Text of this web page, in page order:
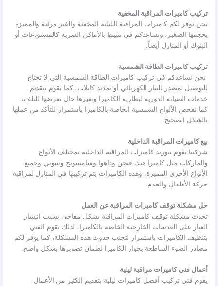
تركيب كاميرات المراقبة المخفية
نحن نوفر لكم كاميرات المراقبة الليلية المخفية والغير مرئية والمميزة
بحجمها الصغير، ونساعدكم في تثبيتها بالأماكن السرية كالمستودعات أو
البنوك أو المنازل أيضاً.
تركيب كاميرات الطاقة الشمسية
نحن نساعدكم في تركيب كاميرات الطاقة الشمسية التي لا تحتاج
للتوصيل بمصدر للتيار الكهربائي أو تمديد كابلات، كما نقوم بتقديم
خدمات الصيانة الدورية لبطارية الكاميرا ونغيرها حال تعرضها للتلف،
كما نفحص الألواح الشمسية الخاصة بالكاميرا باستمرار للتأكد من عملها
بالشكل الصحيح.
بيع كاميرات المراقبة الداخلية
شركتنا تقوم بتوريد كاميرات المراقبة الداخلية بمختلف الأنواع
والماركات مثل كاميرا هيك فيجن وداهوا وسامسونج وسوني وجميع
الأنواع الأخرى المميزة، وهذه الكاميرات يتم تركيبها في المنازل لمراقبة
حركة الأطفال والخدم.
حل مشكلة توقف كاميرات المراقبة عن العمل
تحدث مشكلة توقف كاميرات المراقبة بشكل مفاجئ بسبب انتشار
الغبار على العدسات الخارجية الخاصة بالكاميرا، لذلك يقوم الفني
بتنظيف الكاميرات باستمرار لتجنب حدوث هذه المشكلة، كما يوفر لكم
مصادر الضوء الساطعة بجوار الكاميرا لضمان تصويرها بشكل واضح.
أعمال فني كاميرات مراقبة ليلية
يقوم فني تركيب أفضل كاميرات ليلية بتقديم الكثير من الأعمال